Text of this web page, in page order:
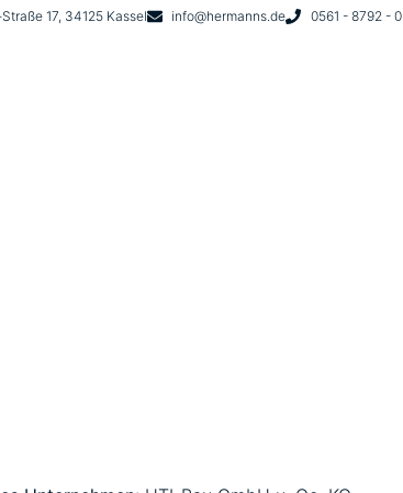
17, 34125 Kassel info@hermanns.de 0561 - 8792 - 0